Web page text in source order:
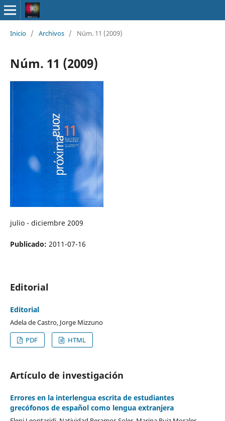
Inicio / Archivos / Núm. 11 (2009)
Núm. 11 (2009)
julio - diciembre 2009
Publicado: 2011-07-16
Editorial
Editorial
Adela de Castro, Jorge Mizzuno
PDF
HTML
Artículo de investigación
Errores en la interlengua escrita de estudiantes
grecófonos de español como lengua extranjera